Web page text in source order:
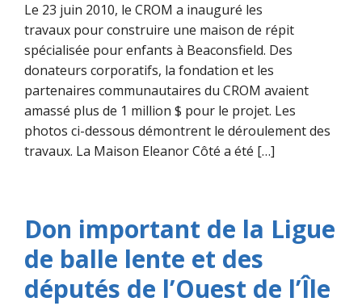
Le 23 juin 2010, le CROM a inauguré les
travaux pour construire une maison de répit
spécialisée pour enfants à Beaconsfield. Des
donateurs corporatifs, la fondation et les
partenaires communautaires du CROM avaient
amassé plus de 1 million $ pour le projet. Les
photos ci-dessous démontrent le déroulement des
travaux. La Maison Eleanor Côté a été […]
Don important de la Ligue
de balle lente et des
députés de l’Ouest de l’Île